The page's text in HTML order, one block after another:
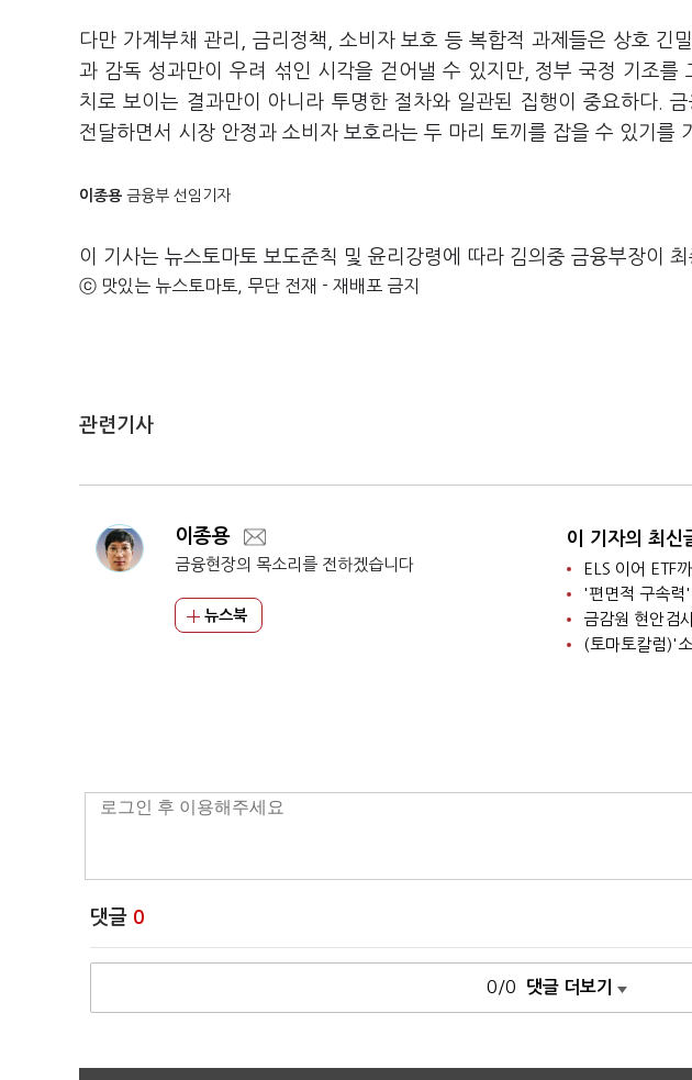
다만 가계부채 관리, 금리정책, 소비자 보호 등 복합적 과제들은 상호 긴
과 감독 성과만이 우려 섞인 시각을 걷어낼 수 있지만, 정부 국정 기조를
치로 보이는 결과만이 아니라 투명한 절차와 일관된 집행이 중요하다.
전달하면서 시장 안정과 소비자 보호라는 두 마리 토끼를 잡을 수 있기를
이종용 금융부 선임기자
이 기사는 뉴스토마토 보도준칙 및 윤리강령에 따라 김의중 금융부장이 최
ⓒ 맛있는 뉴스토마토, 무단 전재 - 재배포 금지
관련기사
이종용
금융현장의 목소리를 전하겠습니다
뉴스북
이 기자의 최신
ELS 이어 ETF
'편면적 구속력
금감원 현안검
(토마토칼럼)'
댓글 0
0/0 댓글 더보기